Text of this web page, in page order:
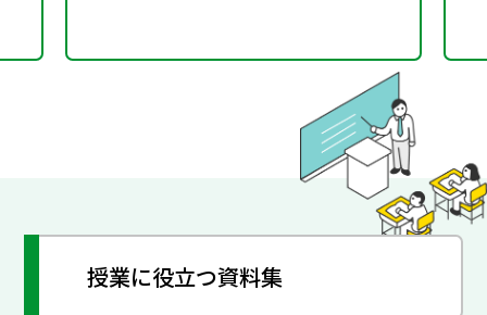
授業に役立つ資料集